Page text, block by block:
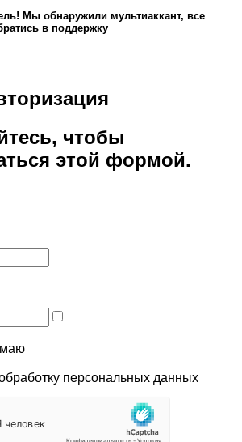
Мы обнаружили мультиаккант, все
в поддержку
чтобы
этой формой.
персональных данных